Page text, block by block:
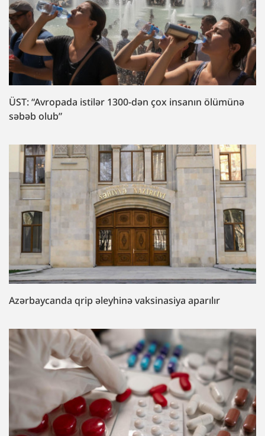
ÜST: “Avropada istilər 1300-dən çox insanın ölümünə
səbəb olub”
Azərbaycanda qrip əleyhinə vaksinasiya aparılır